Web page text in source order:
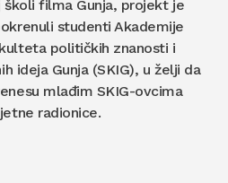
filma Gunja, projekt je
studenti Akademije
političkih znanosti i
ideja Gunja (SKIG), u želji da
mlađim SKIG-ovcima
radionice.